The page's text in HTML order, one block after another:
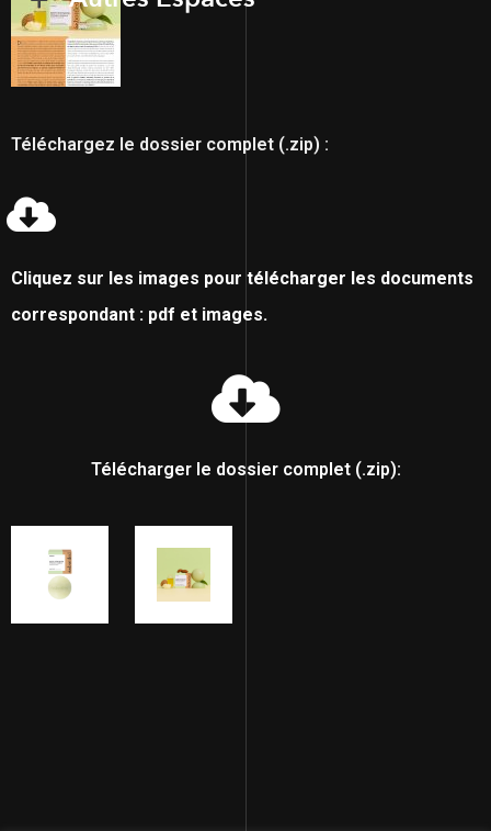
Téléchargez le dossier complet (.zip) :
Cliquez sur les images pour télécharger les documents
correspondant : pdf et images.
Télécharger le dossier complet (.zip):